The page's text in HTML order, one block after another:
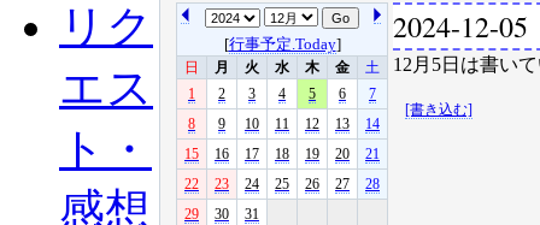
リク
エス
ト・
感想
[行事予定.Today]
日 月 火 水 木 金
土
1
2 3 4 5 6
7
8
9 10 11 12 13
14
15
16 17 18 19 20
21
22
23 24 25 26 27
28
29
30 31
2024-12-05
12月5日は書い
[書き込む]